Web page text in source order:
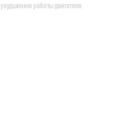
ухудшению работы двигателя.